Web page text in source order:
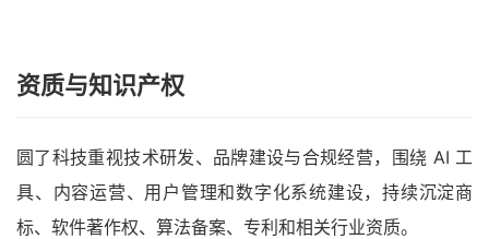
资质与知识产权
圆了科技重视技术研发、品牌建设与合规经营，围绕 AI 工
具、内容运营、用户管理和数字化系统建设，持续沉淀商
标、软件著作权、算法备案、专利和相关行业资质。